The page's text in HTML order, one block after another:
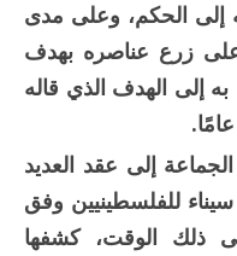
الحكم، وعلى مدى
زرع عناصره بهدف
إلى الهدف الذي قاله
إلى عقد العديد
للفلسطينيين وفق
ذلك الوقت، كشفها